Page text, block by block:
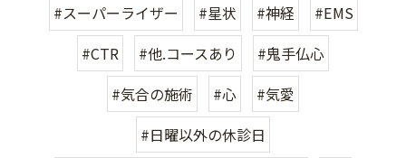
#スーパーライザー
#星状 #神経
#EMS
#CTR
#他.コースあり
#鬼手仏心
#気合の施術
#心
#気愛
#日曜以外の休診日